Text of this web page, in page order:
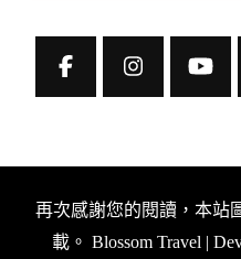
再次感謝您的閱讀，本站
載。 Blossom Travel |